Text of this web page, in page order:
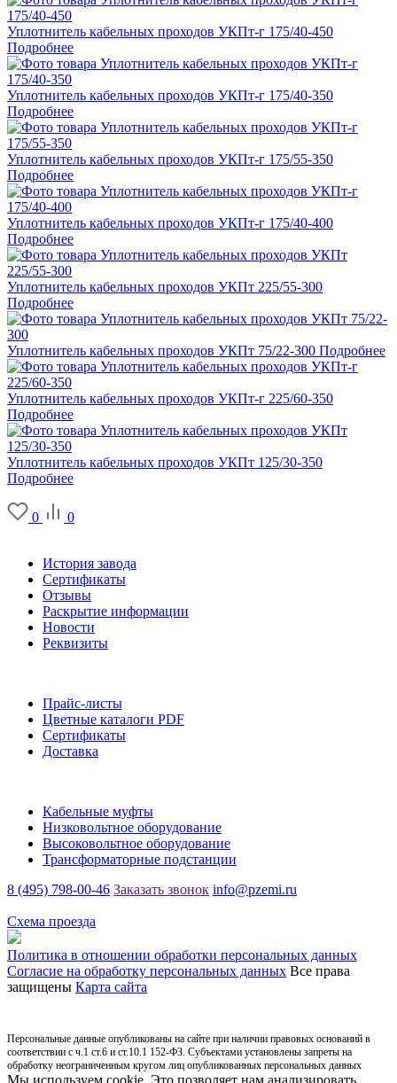
Уплотнитель кабельных проходов УКПт-г 175/40-450
Подробнее
Уплотнитель кабельных проходов УКПт-г 175/40-350
Подробнее
Уплотнитель кабельных проходов УКПт-г 175/55-350
Подробнее
Уплотнитель кабельных проходов УКПт-г 175/40-400
Подробнее
Уплотнитель кабельных проходов УКПт 225/55-300
Подробнее
Уплотнитель кабельных проходов УКПт 75/22-300 Подробнее
Уплотнитель кабельных проходов УКПт-г 225/60-350
Подробнее
Уплотнитель кабельных проходов УКПт 125/30-350
Подробнее
0
0
История завода
Сертификаты
Отзывы
Раскрытие информации
Новости
Реквизиты
Прайс-листы
Цветные каталоги PDF
Сертификаты
Доставка
Кабельные муфты
Низковольтное оборудование
Высоковольтное оборудование
Трансформаторные подстанции
8 (495) 798-00-46 Заказать звонок info@pzemi.ru
Схема проезда
Политика в отношении обработки персональных данных
Согласие на обработку персональных данных Все права
защищены Карта сайта
Персональные данные опубликованы на сайте при наличии правовых оснований в
соответствии с ч.1 ст.6 и ст.10.1 152-ФЗ. Субъектами установлены запреты на
обработку неограниченным кругом лиц опубликованных персональных данных